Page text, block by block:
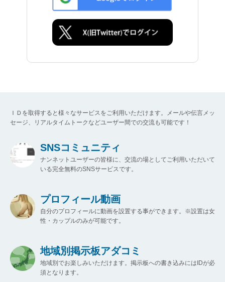
ＩＤを取得すると様々なサービスをご利用いただけます。メールや伝言メッ
セージ、リアルタイムトークなどユーザー間での交流も可能です！
SNSコミュニティ
ナンネットユーザーの皆様に、交流の場としてご利用いただいて
いる完全無料のSNSサービスです。
プロフィール動画
自分のプロフィールに動画を設置する事ができます。※設置は女
性・カップルのみが可能です。
地域別掲示板アダコミ
地域別でお楽しみいただけます。掲示板への書き込みにはIDが必
須となります。